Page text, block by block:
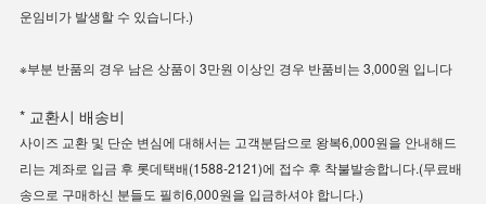
운임비가 발생할 수 있습니다.)
※부분 반품의 경우 남은 상품이 3만원 이상인 경우 반품비는 3,000원 입니다
* 교환시 배송비
사이즈 교환 및 단순 변심에 대해서는 고객분담으로 왕복6,000원을 안내해드
리는 계좌로 입금 후 롯데택배(1588-2121)에 접수 후 착불발송합니다.(무료배
송으로 구매하신 분들도 필히6,000원을 입금하셔야 합니다.)